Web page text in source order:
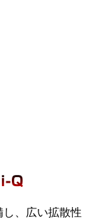
、広い拡散性